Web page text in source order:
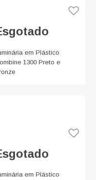
em Plástico
1300 Preto e
em Plástico